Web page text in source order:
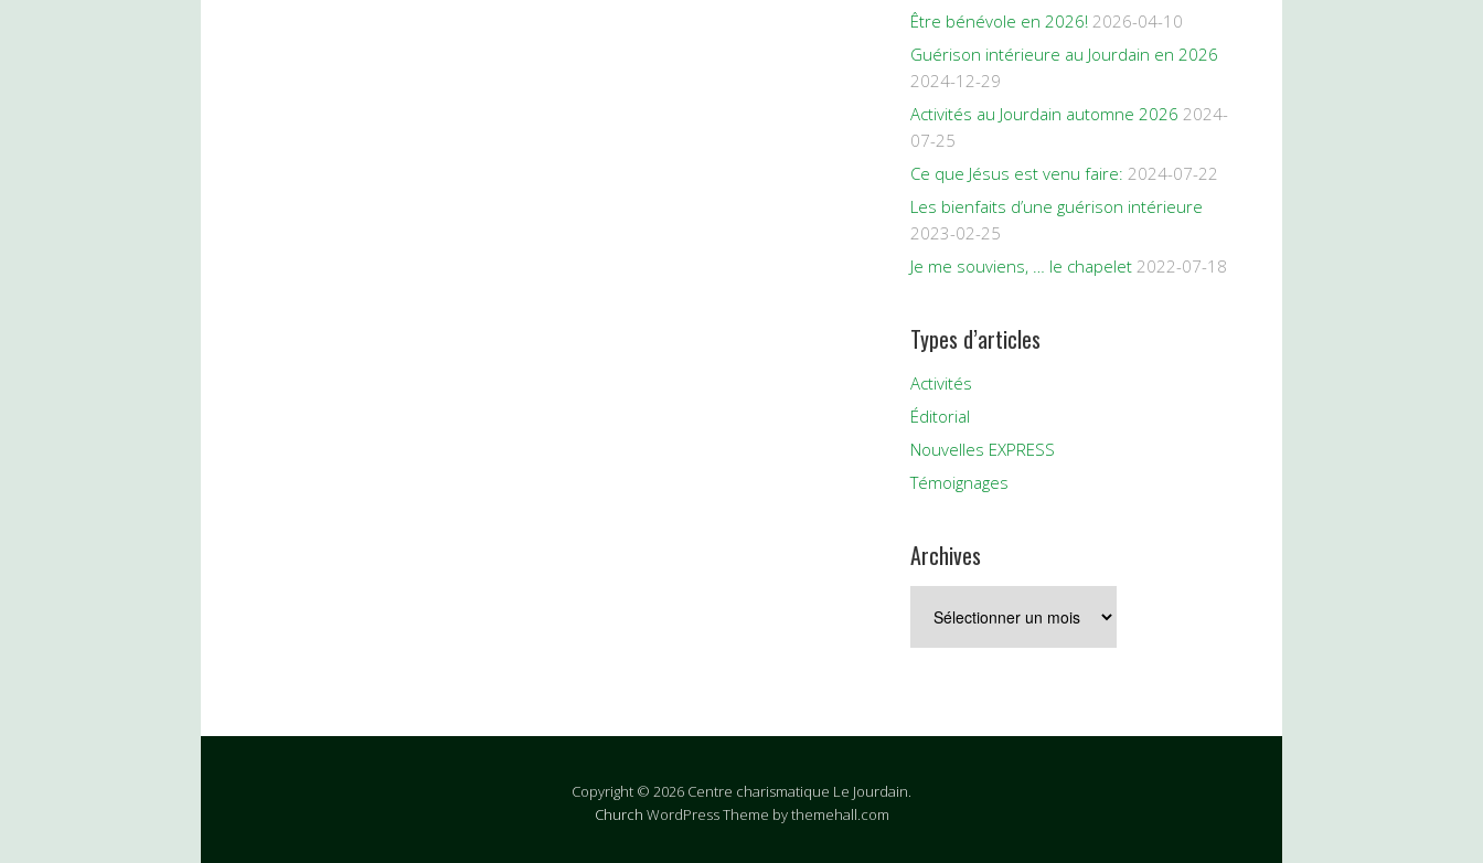
Être bénévole en 2026! 2026-04-10
Guérison intérieure au Jourdain en 2026
2024-12-29
Activités au Jourdain automne 2026 2024-
07-25
Ce que Jésus est venu faire: 2024-07-22
Les bienfaits d’une guérison intérieure
2023-02-25
Je me souviens, … le chapelet 2022-07-18
Types d’articles
Activités
Éditorial
Nouvelles EXPRESS
Témoignages
Archives
Copyright © 2026 Centre charismatique Le Jourdain.
Church WordPress Theme by themehall.com